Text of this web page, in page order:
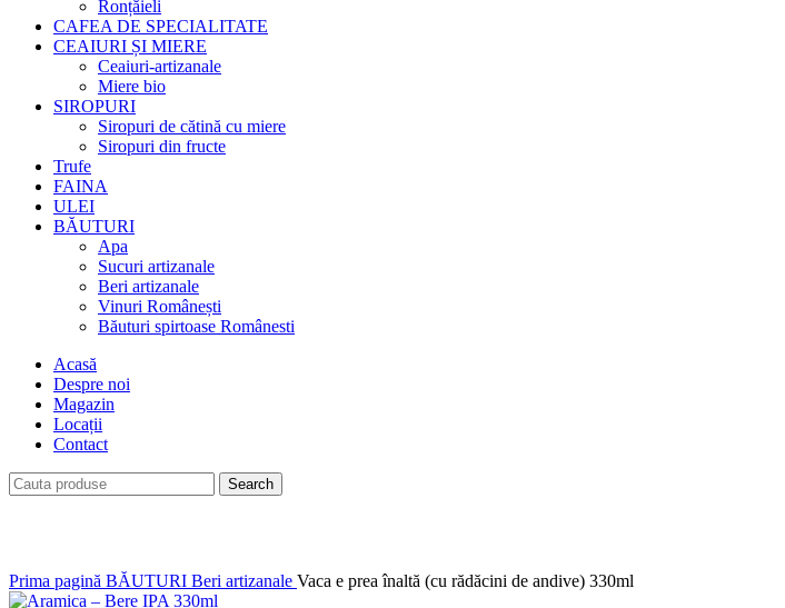
Ronțăieli
CAFEA DE SPECIALITATE
CEAIURI ȘI MIERE
Ceaiuri-artizanale
Miere bio
SIROPURI
Siropuri de cătină cu miere
Siropuri din fructe
Trufe
FAINA
ULEI
BĂUTURI
Apa
Sucuri artizanale
Beri artizanale
Vinuri Românești
Băuturi spirtoase Românesti
Acasă
Despre noi
Magazin
Locații
Contact
Search
Prima pagină BĂUTURI Beri artizanale Vaca e prea înaltă (cu rădăcini de andive) 330ml